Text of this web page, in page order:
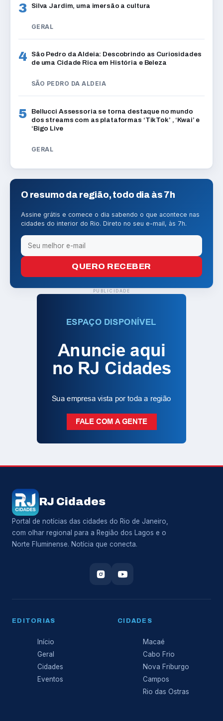
3 Silva Jardim, uma imersão a cultura
GERAL
4
São Pedro da Aldeia: Descobrindo as Curiosidades
de uma Cidade Rica em História e Beleza
SÃO PEDRO DA ALDEIA
5
Bellucci Assessoria se torna destaque no mundo
dos streams com as plataformas ‘TikTok’ , ‘Kwai’ e
‘Bigo Live
GERAL
O resumo da região, todo dia às 7h
Assine grátis e comece o dia sabendo o que acontece nas
cidades do interior do Rio. Direto no seu e-mail, às 7h.
QUERO RECEBER
PUBLICIDADE
RJ Cidades
Portal de notícias das cidades do Rio de Janeiro,
com olhar regional para a Região dos Lagos e o
Norte Fluminense. Notícia que conecta.
EDITORIAS
Início
Geral
Cidades
Eventos
CIDADES
Macaé
Cabo Frio
Nova Friburgo
Campos
Rio das Ostras